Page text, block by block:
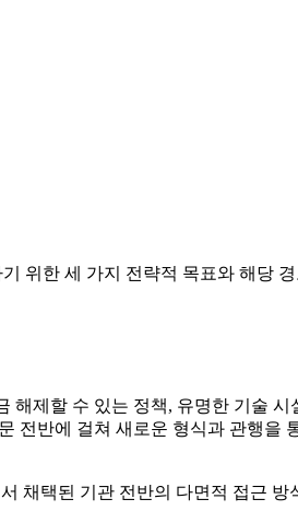
위한 세 가지 전략적 목표와 해당
제할 수 있는 정책, 유명한 기술
전반에 걸쳐 새로운 형식과 관행을
채택된 기관 전반의 다면적 접근